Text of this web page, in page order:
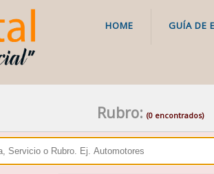
HOME GUÍA DE
Rubro: (0 encontrados)